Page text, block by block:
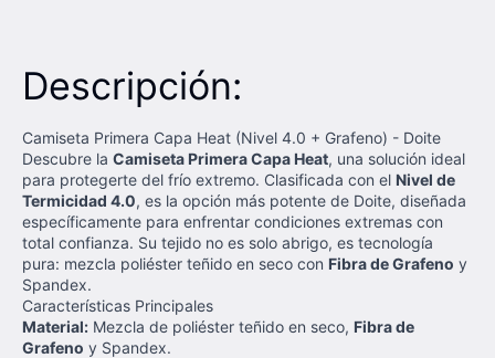
Descripción:
Camiseta Primera Capa Heat (Nivel 4.0 + Grafeno) - Doite
Descubre la Camiseta Primera Capa Heat, una solución ideal
para protegerte del frío extremo. Clasificada con el Nivel de
Termicidad 4.0, es la opción más potente de Doite, diseñada
específicamente para enfrentar condiciones extremas con
total confianza. Su tejido no es solo abrigo, es tecnología
pura: mezcla poliéster teñido en seco con Fibra de Grafeno y
Spandex.
Características Principales
Material: Mezcla de poliéster teñido en seco, Fibra de
Grafeno y Spandex.